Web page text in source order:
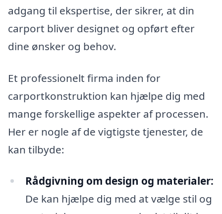
adgang til ekspertise, der sikrer, at din
carport bliver designet og opført efter
dine ønsker og behov.
Et professionelt firma inden for
carportkonstruktion kan hjælpe dig med
mange forskellige aspekter af processen.
Her er nogle af de vigtigste tjenester, de
kan tilbyde:
Rådgivning om design og materialer:
De kan hjælpe dig med at vælge stil og